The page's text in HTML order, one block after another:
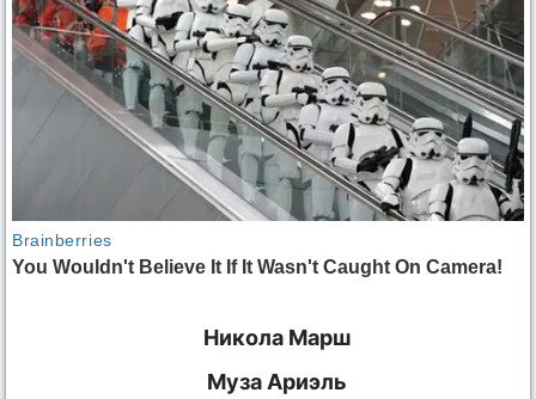
Никола Марш
Муза Ариэль